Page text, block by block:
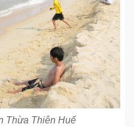
Thừa Thiên Huế